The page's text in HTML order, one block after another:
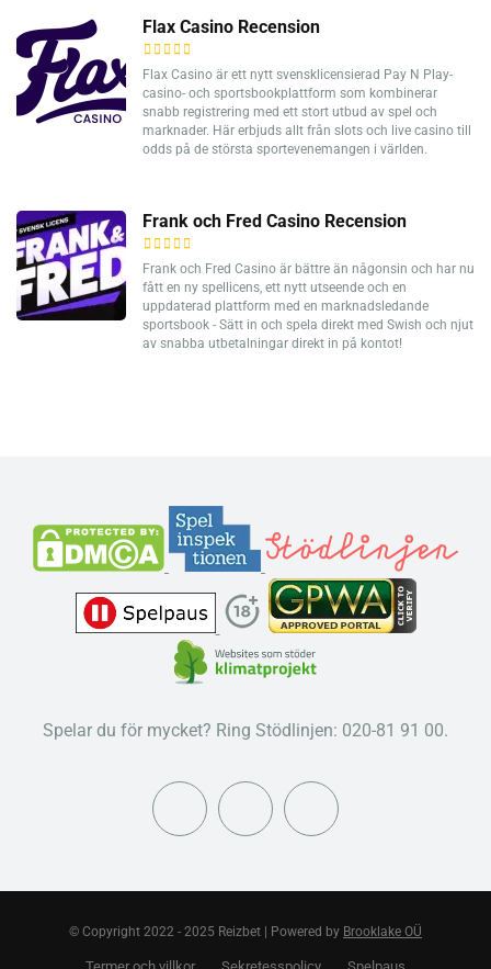
Flax Casino Recension
Flax Casino är ett nytt svensklicensierad Pay N Play-
casino- och sportsbookplattform som kombinerar
snabb registrering med ett stort utbud av spel och
marknader. Här erbjuds allt från slots och live casino till
odds på de största sportevenemangen i världen.
Frank och Fred Casino Recension
Frank och Fred Casino är bättre än någonsin och har nu
fått en ny spellicens, ett nytt utseende och en
uppdaterad plattform med en marknadsledande
sportsbook - Sätt in och spela direkt med Swish och njut
av snabba utbetalningar direkt in på kontot!
Spelar du för mycket? Ring Stödlinjen: 020-81 91 00.
© Copyright 2022 - 2025 Reizbet | Powered by Brooklake OÜ